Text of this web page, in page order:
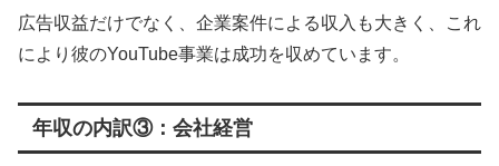
広告収益だけでなく、企業案件による収入も大きく、これ
により彼のYouTube事業は成功を収めています。
年収の内訳③：会社経営